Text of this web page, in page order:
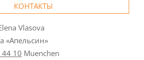
КОНТАКТЫ
Vlasova
«Апельсин»
10 Muenchen